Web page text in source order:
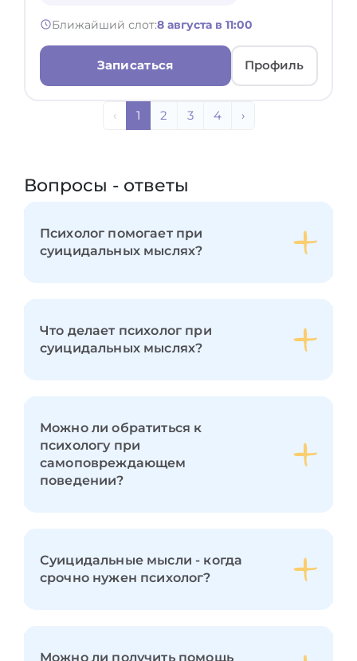
Ближайший слот:8 августа в 11:00
Записаться Профиль
‹ 1 2 3 4 ›
Вопросы - ответы
Психолог помогает при
суицидальных мыслях?
Что делает психолог при
суицидальных мыслях?
Можно ли обратиться к
психологу при
самоповреждающем
поведении?
Суицидальные мысли - когда
срочно нужен психолог?
Можно ли получить помощь